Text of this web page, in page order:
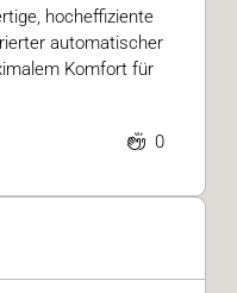
hocheffiziente
automatischer
Komfort für
0